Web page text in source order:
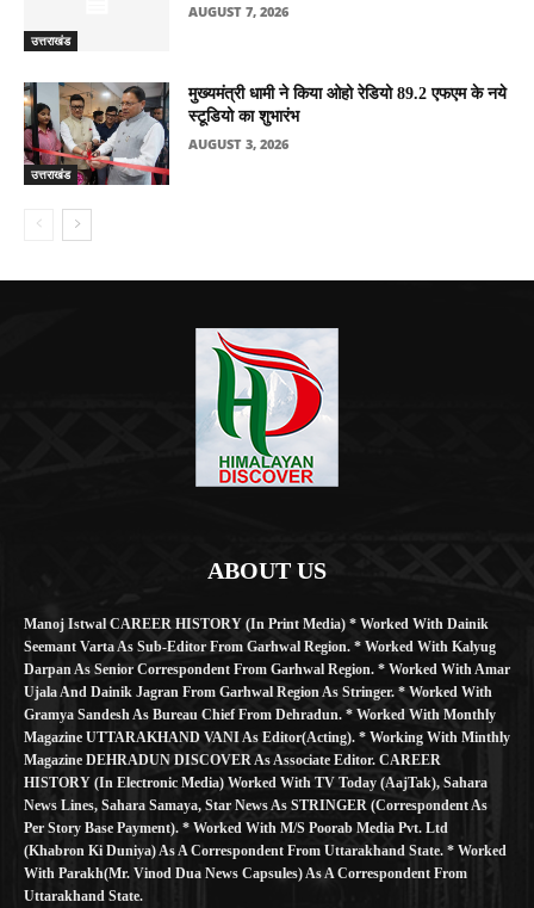
उत्तराखंड
AUGUST 7, 2026
उत्तराखंड
मुख्यमंत्री धामी ने किया ओहो रेडियो 89.2 एफएम के नये
स्टूडियो का शुभारंभ
AUGUST 3, 2026
ABOUT US
Manoj Istwal CAREER HISTORY (in Print Media) * Worked With Dainik
Seemant Varta As Sub-Editor From Garhwal Region. * Worked With Kalyug
Darpan As Senior Correspondent From Garhwal Region. * Worked With Amar
Ujala And Dainik Jagran From Garhwal Region As Stringer. * Worked With
Gramya Sandesh As Bureau Chief From Dehradun. * Worked With Monthly
Magazine UTTARAKHAND VANI As Editor(Acting). * Working With Minthly
Magazine DEHRADUN DISCOVER As Associate Editor. CAREER
HISTORY (in Electronic Media) Worked With TV Today (AajTak), Sahara
News Lines, Sahara Samaya, Star News As STRINGER (Correspondent As
Per Story Base Payment). * Worked With M/S Poorab Media Pvt. Ltd
(Khabron Ki Duniya) As A Correspondent From Uttarakhand State. * Worked
With Parakh(Mr. Vinod Dua News Capsules) As A Correspondent From
Uttarakhand State.